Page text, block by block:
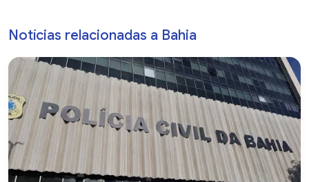
Notícias relacionadas a Bahia